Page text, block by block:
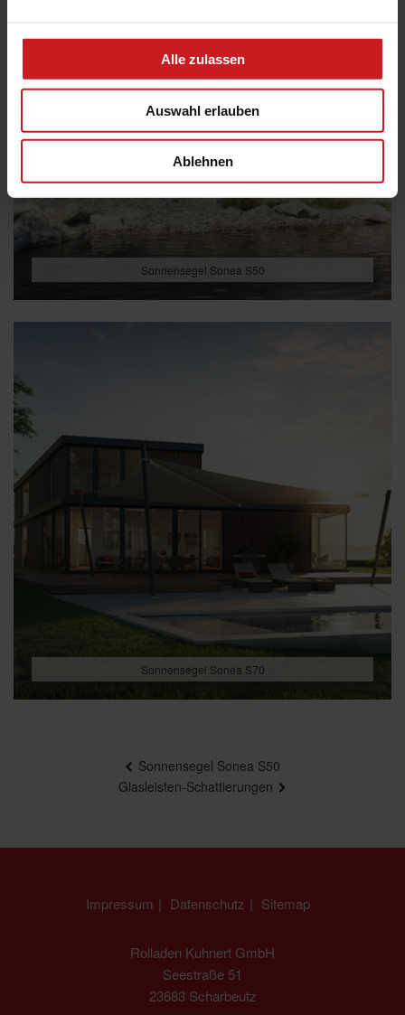
Alle zulassen
Auswahl erlauben
Ablehnen
Sonnensegel Sonea S50
Sonnensegel Sonea S70
Sonnensegel Sonea S50
Glasleisten-Schattierungen
Impressum Datenschutz Sitemap
Rolladen Kuhnert GmbH
Seestraße 51
23683 Scharbeutz